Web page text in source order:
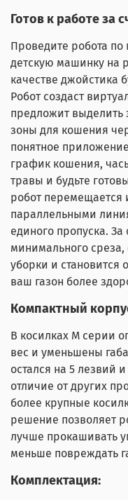
Готов к работе за
Проведите робота по
детскую машинку на
качестве джойстика
Робот создаст
предложит выделить
зоны для кошения
понятное
график кошения,
травы и будьте
робот перемещается
параллельными
единого пропуска.
минимального среза,
уборки и становится
ваш газон более
Компактный
В косилках M серии
вес и уменьшены
остался на 5 лезвий
отличие от других
более крупные
решение позволяет
лучше прокашивать
меньше повреждать
Комплектация: